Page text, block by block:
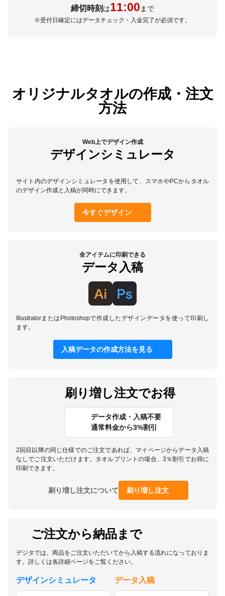
締切時刻 は11:00 まで
※受付日確定にはデータチェック・入金完了が必須です。
オリジナルタオルの作成・注文
方法
Web上でデザイン作成
デザインシミュレータ
サイト内のデザインシミュレータを使用して、スマホやPCからタオル
のデザイン作成と入稿が同時にできます。
今すぐデザイン
全アイテムに印刷できる
データ入稿
IllustratorまたはPhotoshopで作成したデザインデータを使って印刷し
ます。
入稿データの作成方法を見る
刷り増し注文でお得
データ作成・入稿不要
通常料金から3%割引
2回目以降の同じ仕様でのご注文であれば、マイページからデータ入稿
なしでご注文いただけます。タオルプリントの場合、3％割引でお得に
印刷できます。
刷り増し注文について 刷り増し注文
ご注文から納品まで
デジタでは、商品をご注文いただいてから入稿する流れになっておりま
す。詳しくは各詳細ページをご覧ください。
デザインシミュレータ データ入稿